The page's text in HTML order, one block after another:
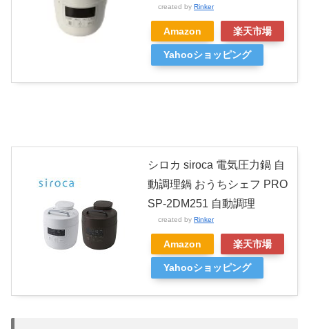
created by Rinker
Amazon 楽天市場
Yahooショッピング
シロカ siroca 電気圧力鍋 自
動調理鍋 おうちシェフ PRO
SP-2DM251 自動調理
created by Rinker
Amazon 楽天市場
Yahooショッピング